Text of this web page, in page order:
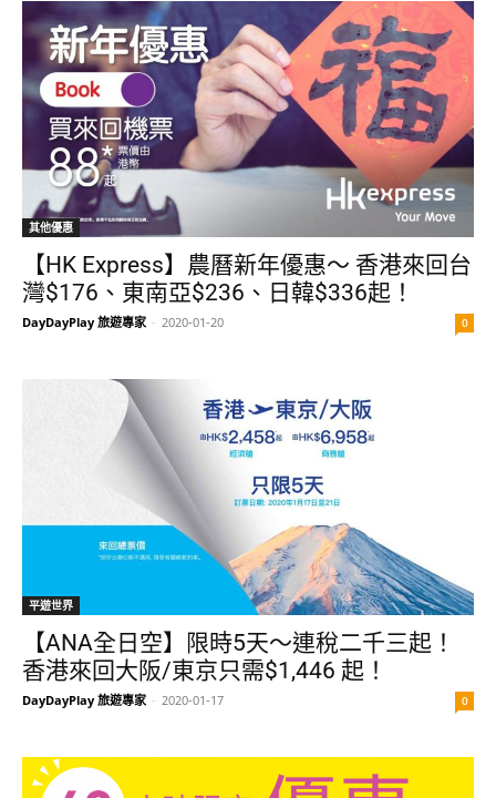
其他優惠
【HK Express】農曆新年優惠～ 香港來回台
灣$176、東南亞$236、日韓$336起！
DayDayPlay 旅遊專家 - 2020-01-20 0
平遊世界
【ANA全日空】限時5天～連稅二千三起！
香港來回大阪/東京只需$1,446 起！
DayDayPlay 旅遊專家 - 2020-01-17 0